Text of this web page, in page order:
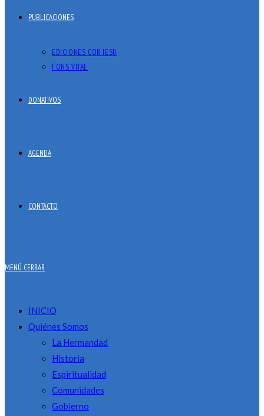
PUBLICACIONES
EDICIONES COR IESU
FONS VITAE
DONATIVOS
AGENDA
CONTACTO
MENÚ CERRAR
INICIO
Quiénes Somos
La Hermandad
Historia
Espiritualidad
Comunidades
Gobierno